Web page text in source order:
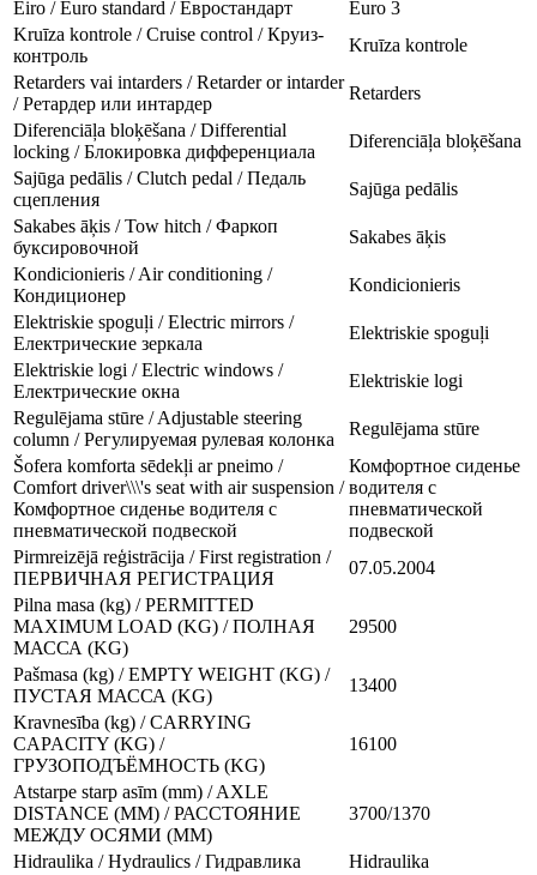
Eiro / Euro standard / Евростандарт
Euro 3
Kruīza kontrole / Cruise control / Круиз-
контроль
Kruīza kontrole
Retarders vai intarders / Retarder or intarder
/ Ретардер или интардер
Retarders
Diferenciāļa bloķēšana / Differential
locking / Блокировка дифференциала
Diferenciāļa bloķēšana
Sajūga pedālis / Clutch pedal / Педаль
сцепления
Sajūga pedālis
Sakabes āķis / Tow hitch / Фаркоп
буксировочной
Sakabes āķis
Kondicionieris / Air conditioning /
Кондиционер
Kondicionieris
Elektriskie spoguļi / Electric mirrors /
Електрические зеркала
Elektriskie spoguļi
Elektriskie logi / Electric windows /
Електрические окна
Elektriskie logi
Regulējama stūre / Adjustable steering
column / Регулируемая рулевая колонка
Regulējama stūre
Šofera komforta sēdekļi ar pneimo /
Comfort driver\\\'s seat with air suspension /
Комфортное сиденье водителя с
пневматической подвеской
Комфортное сиденье
водителя с
пневматической
подвеской
Pirmreizējā reģistrācija / First registration /
ПЕРВИЧНАЯ РЕГИСТРАЦИЯ
07.05.2004
Pilna masa (kg) / PERMITTED
MAXIMUM LOAD (KG) / ПОЛНАЯ
МАССА (KG)
29500
Pašmasa (kg) / EMPTY WEIGHT (KG) /
ПУСТАЯ МАССА (KG)
13400
Kravnesība (kg) / CARRYING
CAPACITY (KG) /
ГРУЗОПОДЪЁМНОСТЬ (KG)
16100
Atstarpe starp asīm (mm) / AXLE
DISTANCE (MM) / РАССТОЯНИЕ
МЕЖДУ ОСЯМИ (MM)
3700/1370
Hidraulika / Hydraulics / Гидравлика
Hidraulika